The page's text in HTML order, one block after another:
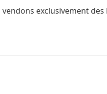
vendons exclusivement